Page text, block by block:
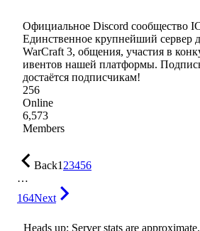
Официальное Discord сообщество
Единственное крупнейший сервер
WarCraft 3, общения, участия в
ивентов нашей платформы.
достаётся подписчикам!
256
Online
6,573
Members
Back123456
…
164Next
Heads up: Server stats are